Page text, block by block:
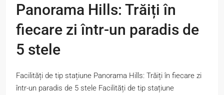
Panorama Hills: Trăiți în
fiecare zi într-un paradis de
5 stele
Facilități de tip stațiune Panorama Hills: Trăiți în fiecare zi
într-un paradis de 5 stele Facilități de tip stațiune